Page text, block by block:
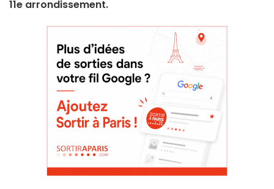
11e arrondissement.